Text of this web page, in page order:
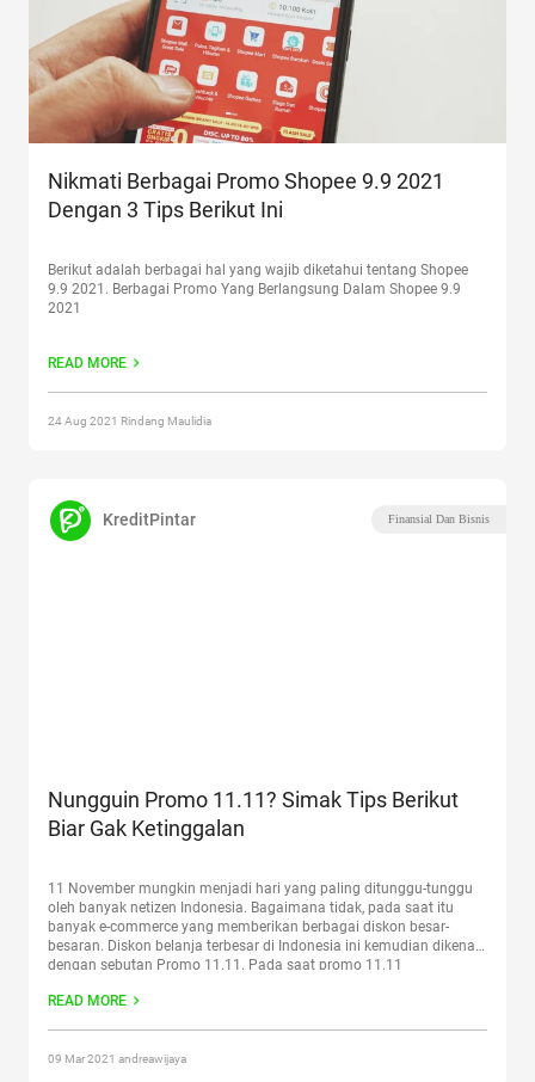
Nikmati Berbagai Promo Shopee 9.9 2021
Dengan 3 Tips Berikut Ini
Berikut adalah berbagai hal yang wajib diketahui tentang Shopee
9.9 2021. Berbagai Promo Yang Berlangsung Dalam Shopee 9.9
2021
READ MORE
24 Aug 2021 Rindang Maulidia
KreditPintar Finansial Dan Bisnis
Nungguin Promo 11.11? Simak Tips Berikut
Biar Gak Ketinggalan
11 November mungkin menjadi hari yang paling ditunggu-tunggu
oleh banyak netizen Indonesia. Bagaimana tidak, pada saat itu
banyak e-commerce yang memberikan berbagai diskon besar-
besaran. Diskon belanja terbesar di Indonesia ini kemudian dikenal
dengan sebutan Promo 11.11. Pada saat promo 11.11
dan berbagai promo yang menarik, mulai dari penjual
READ MORE
09 Mar 2021 andreawijaya